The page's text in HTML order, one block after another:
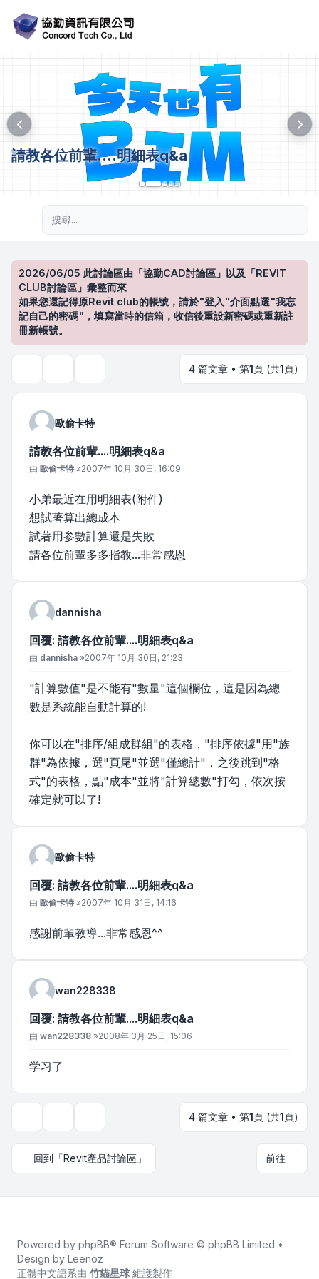
請教各位前輩....明細表q&a
2026/06/05 此討論區由「協勤CAD討論區」以及「REVIT
CLUB討論區」彙整而來
如果您還記得原Revit club的帳號，請於"登入"介面點選"我忘
記自己的密碼"，填寫當時的信箱，收信後重設新密碼或重新註
冊新帳號。
4 篇文章 • 第1頁 (共1頁)
歐偷卡特
請教各位前輩....明細表q&a
文章
由 歐偷卡特 »2007年 10月 30日, 16:09
小弟最近在用明細表(附件)
想試著算出總成本
試著用参數計算還是失敗
請各位前輩多多指教...非常感恩
dannisha
回覆: 請教各位前輩....明細表q&a
文章
由 dannisha »2007年 10月 30日, 21:23
"計算數值"是不能有"數量"這個欄位，這是因為總
數是系統能自動計算的!
你可以在"排序/組成群組"的表格，"排序依據"用"族
群"為依據，選"頁尾"並選"僅總計"，之後跳到"格
式"的表格，點"成本"並將"計算總數"打勾，依次按
確定就可以了!
歐偷卡特
回覆: 請教各位前輩....明細表q&a
文章
由 歐偷卡特 »2007年 10月 31日, 14:16
感謝前輩教導...非常感恩^^
wan228338
回覆: 請教各位前輩....明細表q&a
文章
由 wan228338 »2008年 3月 25日, 15:06
学习了
4 篇文章 • 第1頁 (共1頁)
回到「Revit產品討論區」 前往
Powered by phpBB® Forum Software © phpBB Limited •
Design by Leenoz
正體中文語系由 竹貓星球 維護製作